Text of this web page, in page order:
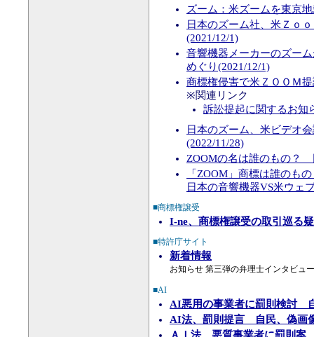
ズーム：米ズームを東京
日本のズーム社、米Ｚｏ
(2021/12/1)
音響機器メーカーのズー
めぐり(2021/12/1)
商標権侵害で米ＺＯＯＭ
※関連リンク
訴訟提起に関するお知
日本のズーム、米ビデオ
(2022/11/28)
ZOOMの名は誰のもの？
「ZOOM」商標は誰のも
日本の音響機器VS米ウェ
■商標権譲受
I-ne、商標権譲受の取引巡る
■特許庁サイト
新着情報
お知らせ 第三弾の弁理士インタビュ
■AI
AI悪用の事業者に罰則検討
AI法、罰則提言 自民、偽画